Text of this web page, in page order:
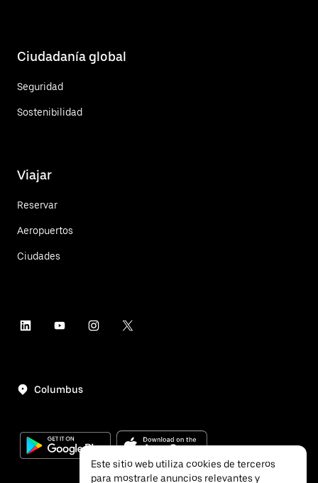
Ciudadanía global
Seguridad
Sostenibilidad
Viajar
Reservar
Aeropuertos
Ciudades
Columbus
Este sitio web utiliza cookies de terceros
para mostrarle anuncios relevantes y